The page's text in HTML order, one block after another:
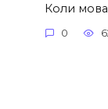
Коли
0